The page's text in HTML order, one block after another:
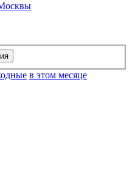
в этом месяце